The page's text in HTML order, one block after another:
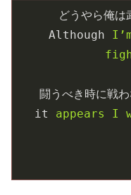
どうやら俺
Although
闘うべき時に戦
it
appears I